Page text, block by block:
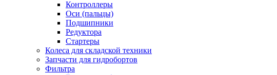
Контроллеры
Оси (пальцы)
Подшипники
Редуктора
Стартеры
Колеса для складской техники
Запчасти для гидробортов
Фильтра